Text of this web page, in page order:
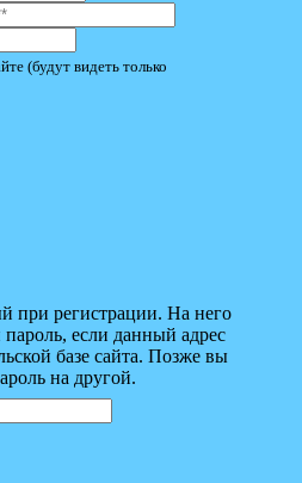
(будут видеть только
при регистрации. На него
если данный адрес
базе сайта. Позже вы
на другой.